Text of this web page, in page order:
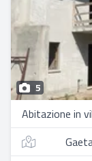
5
Abitazione in